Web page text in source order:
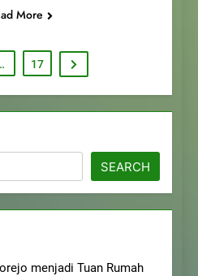
More
17
SEARCH
menjadi Tuan Rumah